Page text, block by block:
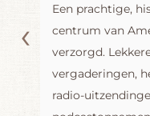
Een prachtige,
centrum van
verzorgd.
vergaderingen,
radio-
‹